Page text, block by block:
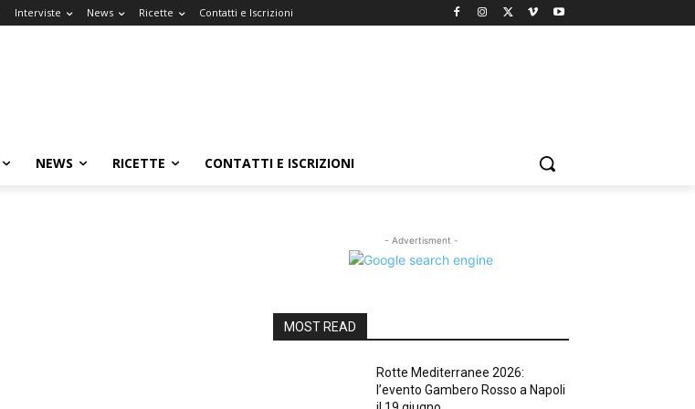
Interviste News Ricette Contatti e Iscrizioni
NEWS RICETTE CONTATTI E ISCRIZIONI
- Advertisment -
MOST READ
Rotte Mediterranee 2026:
l’evento Gambero Rosso a Napoli